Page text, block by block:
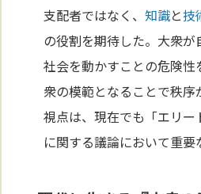
支配者ではなく、知識と技
の役割を期待した。大衆が
社会を動かすことの危険
衆の模範となることで秩
視点は、現在でも「エリー
に関する議論において重要